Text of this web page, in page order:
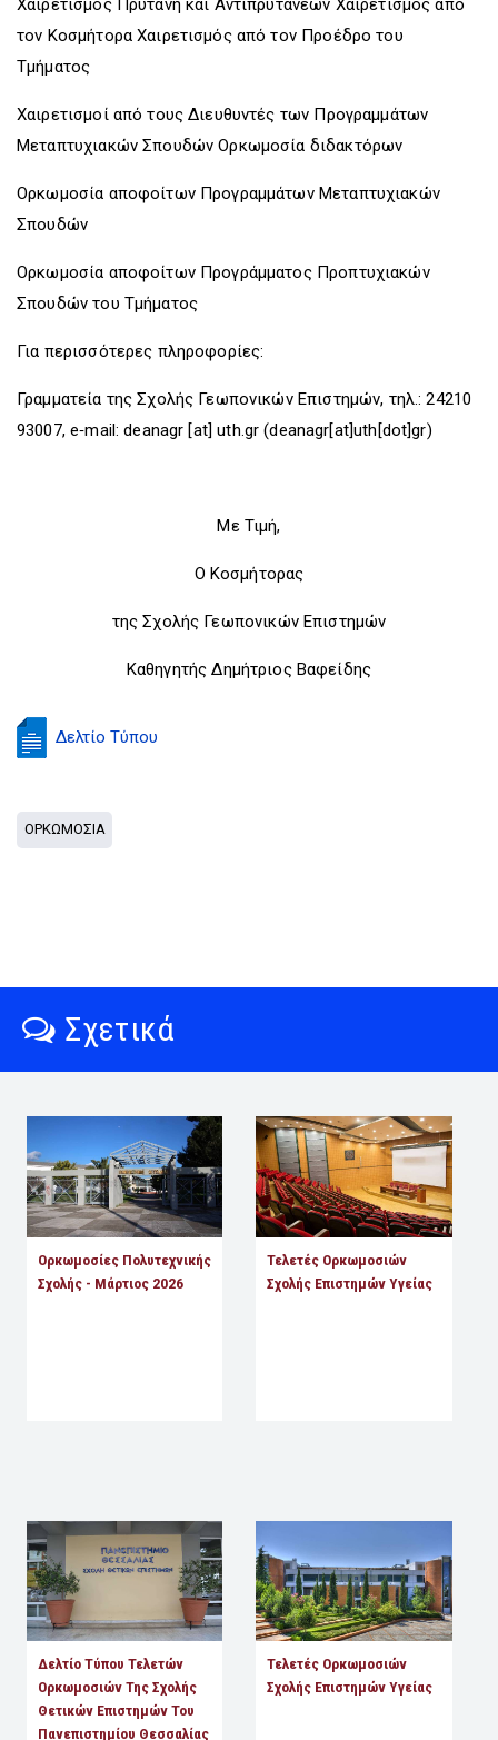
Χαιρετισμός Πρύτανη και Αντιπρυτάνεων Χαιρετισμός από
τον Κοσμήτορα Χαιρετισμός από τον Προέδρο του
Τμήματος
Χαιρετισμοί από τους Διευθυντές των Προγραμμάτων
Μεταπτυχιακών Σπουδών Ορκωμοσία διδακτόρων
Ορκωμοσία αποφοίτων Προγραμμάτων Μεταπτυχιακών
Σπουδών
Ορκωμοσία αποφοίτων Προγράμματος Προπτυχιακών
Σπουδών του Τμήματος
Για περισσότερες πληροφορίες:
Γραμματεία της Σχολής Γεωπονικών Επιστημών, τηλ.: 24210
93007, e‐mail:deanagr [at]uth.gr (deanagr[at]uth[dot]gr)
Με Τιμή,
Ο Κοσμήτορας
της Σχολής Γεωπονικών Επιστημών
Καθηγητής Δημήτριος Βαφείδης
Δελτίο Τύπου
ΟΡΚΩΜΟΣΙΑ
Σχετικά
Ορκωμοσίες Πολυτεχνικής
Σχολής - Μάρτιος 2026
Τελετές Ορκωμοσιών
Σχολής Επιστημών Υγείας
Δελτίο Τύπου Τελετών
Ορκωμοσιών Της Σχολής
Θετικών Επιστημών Του
Πανεπιστημίου Θεσσαλίας
Τελετές Ορκωμοσιών
Σχολής Επιστημών Υγείας